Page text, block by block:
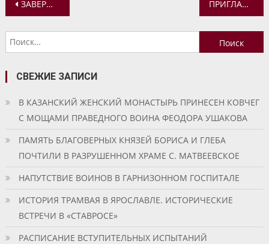
по
записям
ЗАВЕРШИЛАСЬ ЗАПИСЬ ЦИКЛА КОММЕНТАРИЕВ НА ВЕТХОЗАВЕТНУЮ КНИГУ «ПЕСНЬ ПЕСНЕЙ» ПРИГЛАШАЕМ НА МОЛЕБЕН О БЛАГОМ СУПРУЖЕСТВЕ
Найти:
СВЕЖИЕ ЗАПИСИ
В КАЗАНСКИЙ ЖЕНСКИЙ МОНАСТЫРЬ ПРИНЕСЕН КОВЧЕГ
С МОЩАМИ ПРАВЕДНОГО ВОИНА ФЕОДОРА УШАКОВА
ПАМЯТЬ БЛАГОВЕРНЫХ КНЯЗЕЙ БОРИСА И ГЛЕБА
ПОЧТИЛИ В РАЗРУШЕННОМ ХРАМЕ С. МАТВЕЕВСКОЕ
НАПУТСТВИЕ ВОИНОВ В ГАРНИЗОННОМ ГОСПИТАЛЕ
ИСТОРИЯ ТРАМВАЯ В ЯРОСЛАВЛЕ. ИСТОРИЧЕСКИЕ
ВСТРЕЧИ В «СТАВРОСЕ»
РАСПИСАНИЕ ВСТУПИТЕЛЬНЫХ ИСПЫТАНИЙ